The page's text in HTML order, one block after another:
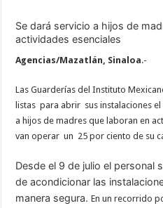
Se dará servicio a hijos de
actividades esenciales
Agencias/Mazatlán, Sinaloa.-
Las Guarderías del Instituto
listas para abrir sus instalaciones el
a hijos de madres que laboran en
van operar un 25 por ciento de su
Desde el 9 de julio el personal
de acondicionar las
manera segura.En un recorrido